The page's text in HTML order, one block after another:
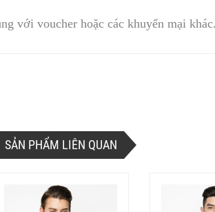
với voucher hoặc các khuyến mại
SẢN PHẨM LIÊN QUAN